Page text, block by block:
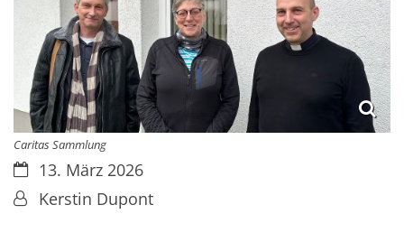
Caritas Sammlung
Datum:13. März 2026
Von:Kerstin Dupont